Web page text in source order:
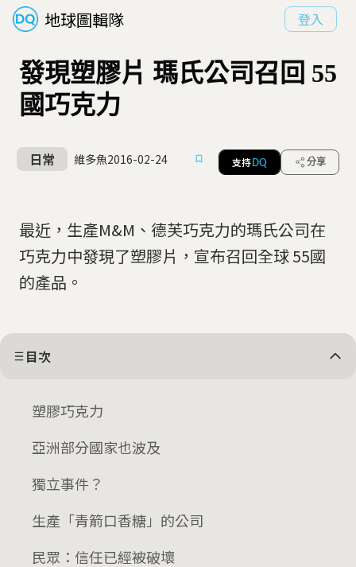
地球圖輯隊 登入
發現塑膠片 瑪氏公司召回 55
國巧克力
日常 維多魚2016-02-24 支持 DQ 分享
最近，生產M&M、德芙巧克力的瑪氏公司在
巧克力中發現了塑膠片，宣布召回全球 55國
的產品。
目次
塑膠巧克力
亞洲部分國家也波及
獨立事件？
生產「青箭口香糖」的公司
民眾：信任已經被破壞